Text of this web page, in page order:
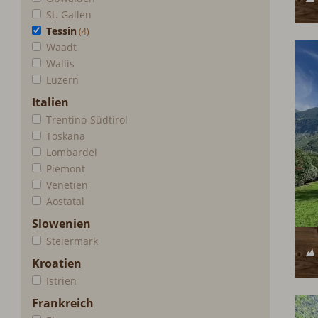
St. Gallen
Tessin
Waadt
Wallis
Luzern
Italien
Trentino-Südtirol
Toskana
Lombardei
Piemont
Venetien
Aostatal
Slowenien
Steiermark
Kroatien
Istrien
Frankreich